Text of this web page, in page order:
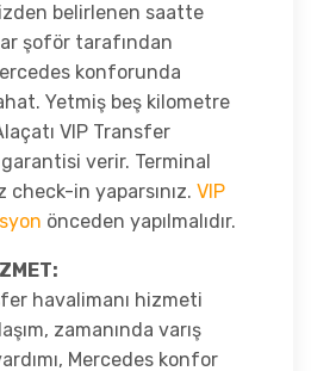
belirlenen saatte
şoför tarafından
konforunda
Yetmiş beş kilometre
VIP Transfer
verir. Terminal
in yaparsınız. VIP
önceden yapılmalıdır.
havalimanı hizmeti
zamanında varış
Mercedes konfor